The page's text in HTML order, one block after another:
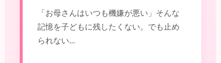
「お母さんはいつも機嫌が悪い」そんな
記憶を子どもに残したくない。でも止め
られない...